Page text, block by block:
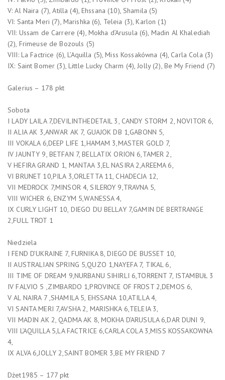
V: Al Naira (7), Atilla (4), Ehssana (10), Shamila (5)
VI: Santa Meri (7), Marishka (6), Teleia (3), Karlon (1)
VII: Ussam de Carrere (4), Mokha d’Arusula (6), Madin Al Khalediah
(2), Frimeuse de Bozouls (5)
VIII: La Factrice (6), L’Aquilla (5), Miss Kossakówna (4), Carla Cola (3)
IX: Saint Bomer (3), Little Lucky Charm (4), Jolly (2), Be My Friend (7)
Galerius – 178 pkt
Sobota
I LADY LAILA 7,DEVILINTHEDETAIL 3, CANDY STORM 2, NOVITOR 6,
II ALIA AK 3,ANWAR AK 7, GUAJOK DB 1,GABONN 5,
III VOKALA 6,DEEP LIFE 1,HAMAM 3,MASTER GOLD 7,
IV JAUNTY 9, BETFAN 7, BELLATIX ORION 6,TAMER 2,
V HEFIRA GRAND 1, MANTAA 3,EL NASIRA 2,AREEMA 6,
VI BRUNET 10,PILA 3,ORLETTA 11, CHADECJA 12,
VII MEDROCK 7,MINSOR 4, SILEROY 9,TRAVNA 5,
VIII WICHER 6, ENZYM 5,WANESSA 4,
IX CURLY LIGHT 10, DIEGO DU BELLAY 7,GAMIN DE BERTRANGE
2,FULL TROT 1
Niedziela
I FEND D’UKRAINE 7, FURNIKA 8, DIEGO DE BUSSET 10,
II AUSTRALIAN SPRING 5,QUZO 1,NAYEFA 7, TIKAL 6,
III TIME OF DREAM 9,NURBANU SIHIRLI 6,TORRENT 7, ISTAMBUŁ 3
IV FALVIO 5 ,ZIMBARDO 1,PROVINCE OF FROST 2,DEMOS 6,
V AL NAIRA 7 ,SHAMILA 5, EHSSANA 10,ATILLA 4,
VI SANTA MERI 7,AVSHA 2, MARISHKA 6,TELEIA 3,
VII MADIN AK 2, QADMA AK 8, MOKHA D’ARUSULA 6,DAR DUNI 9,
VIII L’AQUILLA 5,LA FACTRICE 6,CARLA COLA 3,MISS KOSSAKOWNA
4,
IX ALVA 6,JOLLY 2,SAINT BOMER 3,BE MY FRIEND 7
Dżet1985 – 177 pkt